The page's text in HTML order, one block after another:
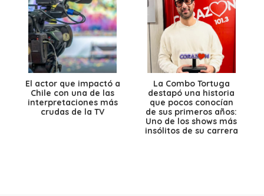
El actor que impactó a
Chile con una de las
interpretaciones más
crudas de la TV
La Combo Tortuga
destapó una historia
que pocos conocían
de sus primeros años:
Uno de los shows más
insólitos de su carrera